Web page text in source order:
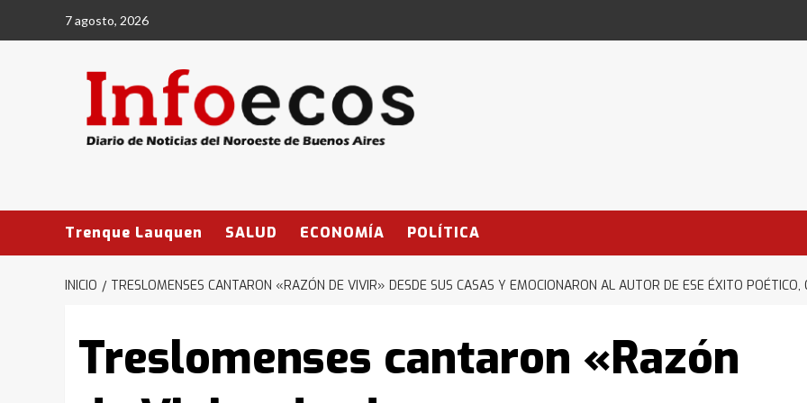
7 agosto, 2026
Trenque Lauquen SALUD ECONOMÍA POLÍTICA
INICIO TRESLOMENSES CANTARON «RAZÓN DE VIVIR» DESDE SUS CASAS Y EMOCIONARON AL AUTOR DE ESE ÉXITO POÉTICO,
Treslomenses cantaron «Razón